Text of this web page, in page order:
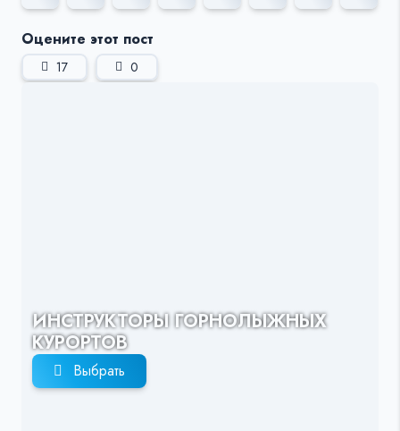
Оцените этот пост
17 0
ИНСТРУКТОРЫ ГОРНОЛЫЖНЫХ
КУРОРТОВ
Выбрать